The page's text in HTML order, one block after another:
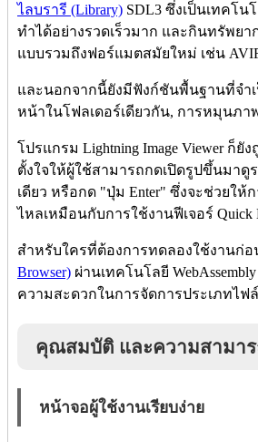
ไลบรารี (Library) SDL3 ซึ่งเป็นเทคโ
ทำได้อย่างรวดเร็วมาก และกินทรัพย
แบบรวมถึงฟอร์แมตสมัยใหม่ เช่น
และนอกจากนี้ยังมีฟังก์ชันพื้นฐานที่จำ
หน้าในโฟลเดอร์เดียวกัน, การหมุนภ
โปรแกรม Lightning Image Viewer ก็
ตั้งใจให้ผู้ใช้สามารถกดเปิดรูปขึ้นมาดู
เดียว หรือกด "ปุ่ม Enter" ซึ่งจะช่วยให้
ไหลเหมือนกับการใช้งานฟีเจอร์ Quick
สำหรับใครที่ต้องการทดลองใช้งานก่
Browser) ผ่านเทคโนโลยี
ความสะดวกในการจัดการประเภทไฟ
คุณสมบัติ และความสามาร
หน้าจอผู้ใช้งานเรียบง่าย